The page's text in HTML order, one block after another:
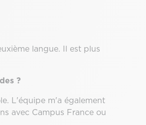
langue. Il est plus
?
L'équipe m'a également
avec Campus France ou